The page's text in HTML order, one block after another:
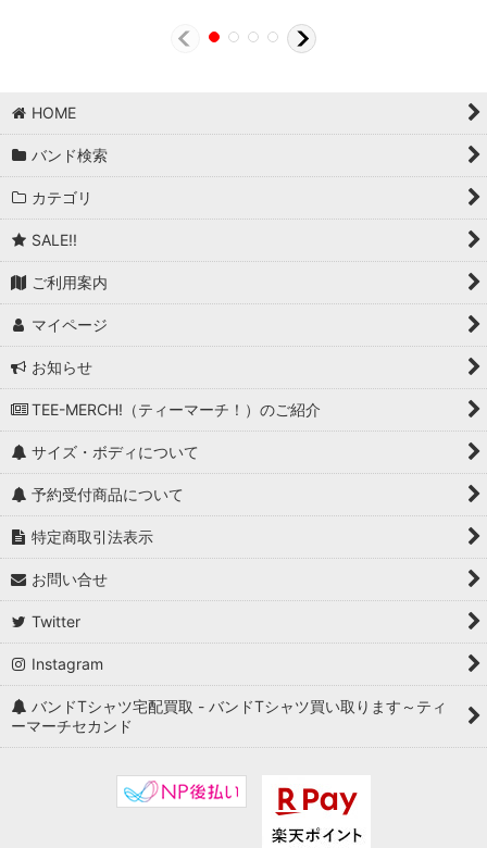
HOME
バンド検索
カテゴリ
SALE!!
ご利用案内
マイページ
お知らせ
TEE-MERCH!（ティーマーチ！）のご紹介
サイズ・ボディについて
予約受付商品について
特定商取引法表示
お問い合せ
Twitter
Instagram
バンドTシャツ宅配買取 - バンドTシャツ買い取ります～ティ
ーマーチセカンド